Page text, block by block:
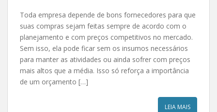
Toda empresa depende de bons fornecedores para que
suas compras sejam feitas sempre de acordo com o
planejamento e com preços competitivos no mercado.
Sem isso, ela pode ficar sem os insumos necessários
para manter as atividades ou ainda sofrer com preços
mais altos que a média. Isso só reforça a importância
de um orçamento […]
LEIA MAIS